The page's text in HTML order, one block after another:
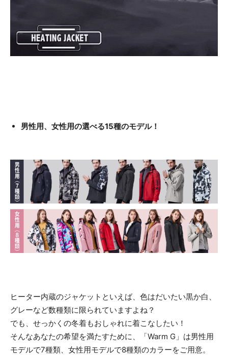
男性用、女性用の選べる15種のモデル！​
ヒーター内蔵のジャケットといえば、色はだいたい黒か白、
グレーなど数種類に限られていますよね？
でも、せっかくの冬着もおしゃれに着こなしたい！
そんなあなたの希望を満たすために、「Warm G」は男性用
モデルで7種類、女性用モデルで8種類のカラーをご用意。